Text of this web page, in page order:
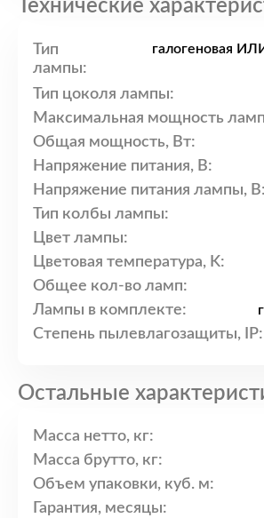
Технические
Тип
лампы:
галогеновая
Тип цоколя лампы:
Максимальная мощность
Общая мощность, Вт:
Напряжение питания, В:
Напряжение питания лампы, В:
Тип колбы лампы:
Цвет лампы:
Цветовая температура, K:
Общее кол-во ламп:
Лампы в комплекте:
Степень пылевлагозащиты, IP:
Остальные
Масса нетто, кг:
Масса брутто, кг:
Объем упаковки, куб. м:
Гарантия, месяцы: